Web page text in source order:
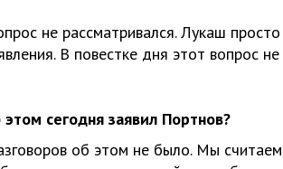
не рассматривался. Лукаш
В повестке дня этот вопрос не
сегодня заявил Портнов?
об этом не было. Мы